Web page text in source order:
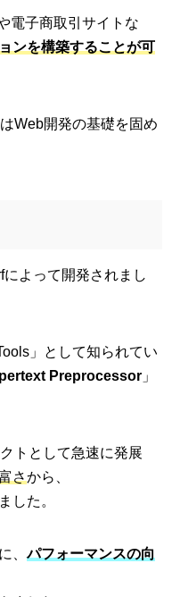
電子商取引サイトな
ンを構築することが可
Web開発の基礎を固め
よって開発されまし
」として知られてい
Preprocessor 」
トとして急速に発展
さから、
した。
、パフォーマンスの向